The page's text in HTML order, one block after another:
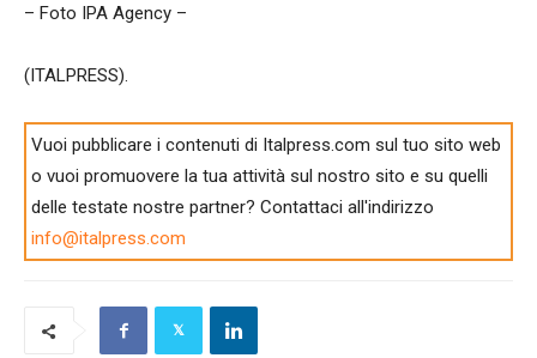
– Foto IPA Agency –
(ITALPRESS).
Vuoi pubblicare i contenuti di Italpress.com sul tuo sito web
o vuoi promuovere la tua attività sul nostro sito e su quelli
delle testate nostre partner? Contattaci all'indirizzo
info@italpress.com